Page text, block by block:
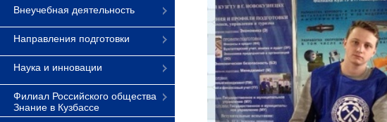
Внеучебная деятельность
Направления подготовки
Наука и инновации
Филиал Российского общества
Знание в Кузбассе